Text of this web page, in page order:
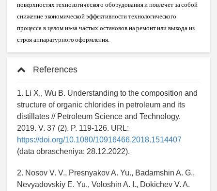
поверхностях технологического оборудования и повлечет за собой
снижение экономической эффективности технологического
процесса в целом из-за частых остановов на ремонт или выхода из
строя аппаратурного оформления.
References
1. Li X., Wu B. Understanding to the composition and
structure of organic chlorides in petroleum and its
distillates // Petroleum Science and Technology.
2019. V. 37 (2). P. 119-126. URL:
https://doi.org/10.1080/10916466.2018.1514407
(data obrascheniya: 28.12.2022).
2. Nosov V. V., Presnyakov A. Yu., Badamshin A. G.,
Nevyadovskiy E. Yu., Voloshin A. I., Dokichev V. A.